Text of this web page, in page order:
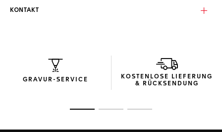
Das sandgestrahlte Gehäuse aus Titan Grad 2 verspricht
Chronograph hohe Leistung und Genauigkeit. In der Krone
und den Drückern aus Titan Grad 2, die das dynamische
Design abrunden, spiegelt sich die historische Verbindung
KONTAKT
GRAVUR-SERVICE
KOSTENLOSE LIEFERUNG
& RÜCKSENDUNG